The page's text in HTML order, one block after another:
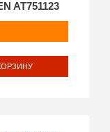
AT751123